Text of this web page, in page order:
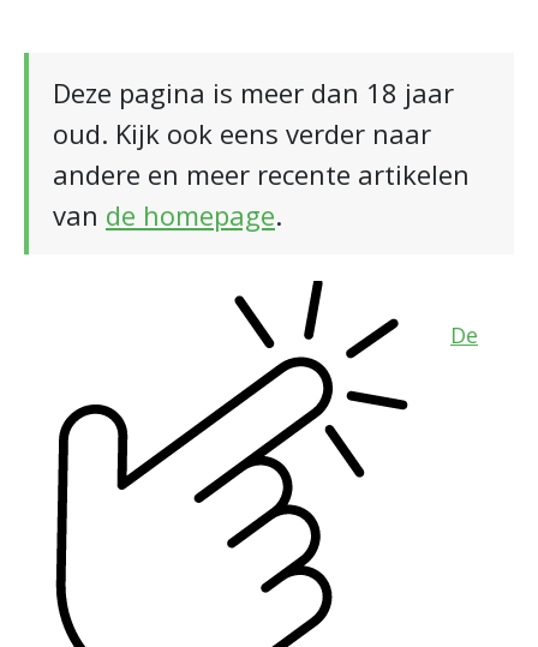
Deze pagina is meer dan 18 jaar
oud. Kijk ook eens verder naar
andere en meer recente artikelen
van de homepage.
De